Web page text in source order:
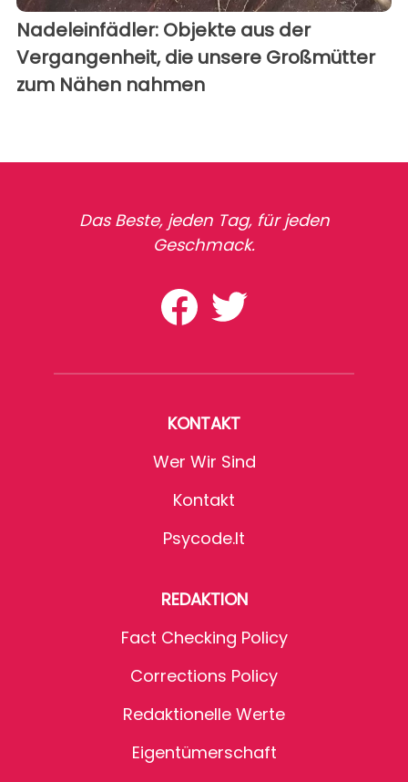
Nadeleinfädler: Objekte aus der
Vergangenheit, die unsere Großmütter
zum Nähen nahmen
Das Beste, jeden Tag, für jeden
Geschmack.
KONTAKT
Wer Wir Sind
Kontakt
Psycode.it
REDAKTION
Fact Checking Policy
Corrections Policy
Redaktionelle Werte
Eigentümerschaft